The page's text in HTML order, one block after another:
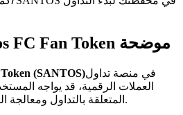
استثمارات حصرية لحاملي BTR
رسوم شراء Santos FC Fan Token موضحة
(SANTOS)في منصة تداول
العملات الرقمية، قد يواجه
المتعلقة بالتداول ومعالجة المدفوعات وعمليات السحب.